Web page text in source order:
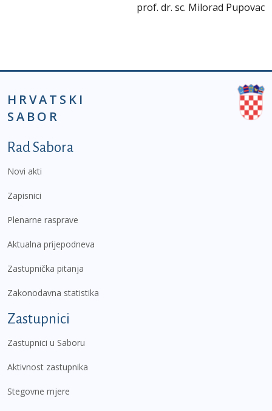
prof. dr. sc. Milorad Pupovac
HRVATSKI
SABOR
Podnožje prvi izbornik
Rad Sabora
Novi akti
Zapisnici
Plenarne rasprave
Aktualna prijepodneva
Zastupnička pitanja
Zakonodavna statistika
Zastupnici
Zastupnici u Saboru
Aktivnost zastupnika
Stegovne mjere